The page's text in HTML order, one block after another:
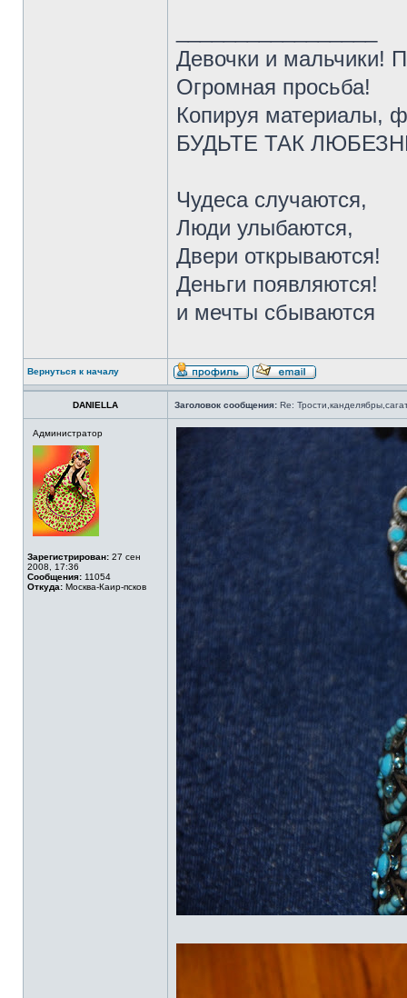
Девочки и мальчики!
Огромная просьба!
Копируя материалы,
БУДЬТЕ ТАК
Чудеса случаются,
Люди улыбаются,
Двери открываются!
Деньги появляются!
и мечты сбываются
Вернуться к началу
DANIELLA Заголовок сообщения: Re:
Администратор
Зарегистрирован: 27 сен
2008, 17:36
Сообщения: 11054
Откуда: Москва-Каир-псков